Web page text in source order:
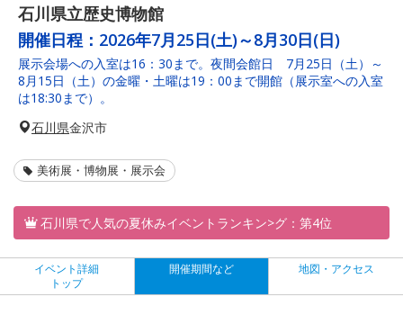
石川県立歴史博物館
開催日程： 2026年7月25日(土)～8月30日(日)
展示会場への入室は16：30まで。夜間会館日 7月25日（土）～
8月15日（土）の金曜・土曜は19：00まで開館（展示室への入室
は18:30まで）。
石川県金沢市
美術展・博物展・展示会
石川県で人気の夏休みイベントランキン>グ：第4位
イベント詳細
トップ
開催期間など 地図・アクセス